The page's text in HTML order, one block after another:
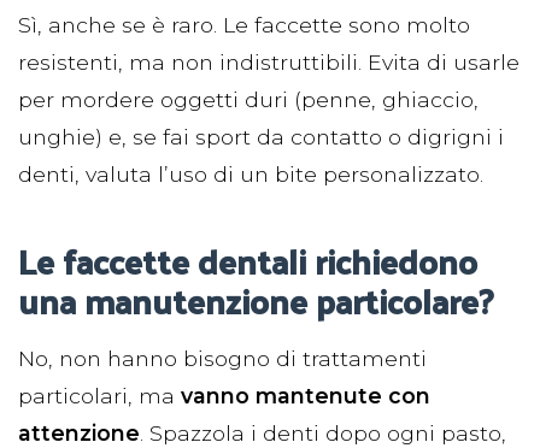
Sì, anche se è raro. Le faccette sono molto
resistenti, ma non indistruttibili. Evita di usarle
per mordere oggetti duri (penne, ghiaccio,
unghie) e, se fai sport da contatto o digrigni i
denti, valuta l’uso di un bite personalizzato.
Le faccette dentali richiedono
una manutenzione particolare?
No, non hanno bisogno di trattamenti
particolari, ma vanno mantenute con
attenzione . Spazzola i denti dopo ogni pasto,